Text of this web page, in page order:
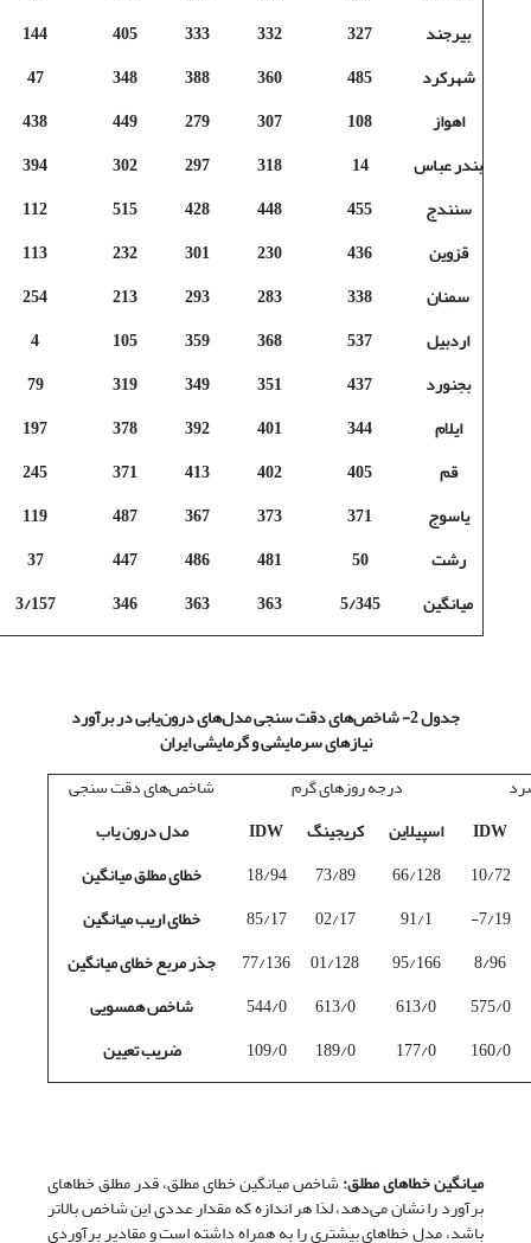
بیرجند
327
332
333
405
144
شهرکرد
485
360
388
348
47
اهواز
108
307
279
449
438
بندر عباس
14
318
297
302
394
سنندج
455
448
428
515
112
قزوین
436
230
301
232
113
سمنان
338
283
293
213
254
اردبیل
537
368
359
105
4
بجنورد
437
351
349
319
79
ایلام
344
401
392
378
197
قم
405
402
413
371
245
یاسوج
371
373
367
487
119
رشت
50
481
486
447
37
میانگین
5/345
363
363
346
3/157
جدول 2- شاخص‌های دقت سنجی مدل‌های درون‌یابی در برآورد
نیازهای سرمایشی و گرمایشی ایران
شاخص‌های دقت سنجی
درجه روزهای گرم
مدل درون یاب
IDW کریجینگ اسپیلاین
IDW
خطای مطلق میانگین
18/94 73/89 66/128
10/72
خطای اریب میانگین
85/17 02/17 91/1
7/19-
جذر مربع خطای میانگین
77/136 01/128 95/166
8/96
شاخص همسویی
544/0 613/0 613/0
575/0
ضریب تعیین
109/0 189/0 177/0 160/0
میانگین خطاهای مطلق:شاخص میانگین خطای مطلق، قدر مطلق خطاهای
برآورد را نشان می‌دهد، لذا هر اندازه که مقدار عددی این شاخص بالاتر
باشد، مدل خطاهای بیشتری را به همراه داشته است و مقادیر برآوردی